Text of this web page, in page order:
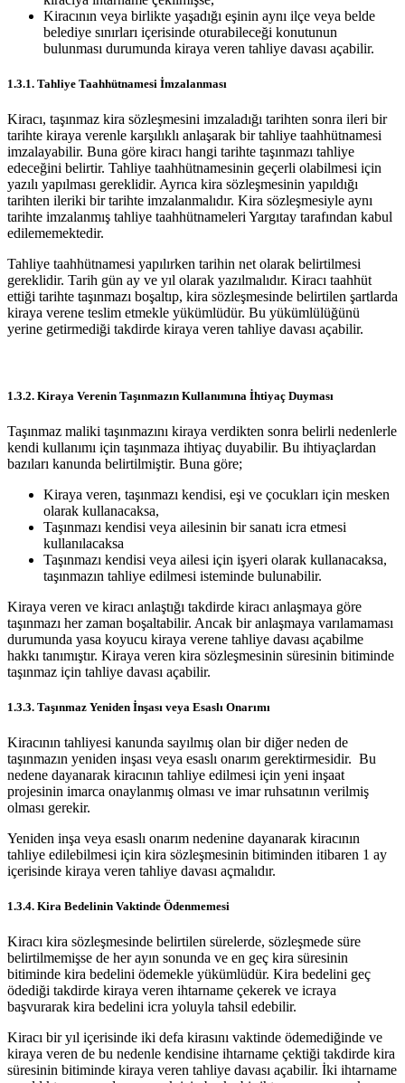
Kiracının veya birlikte yaşadığı eşinin aynı ilçe veya belde
belediye sınırları içerisinde oturabileceği konutunun
bulunması durumunda kiraya veren tahliye davası açabilir.
1.3.1. Tahliye Taahhütnamesi İmzalanması
Kiracı, taşınmaz kira sözleşmesini imzaladığı tarihten sonra ileri bir
tarihte kiraya verenle karşılıklı anlaşarak bir tahliye taahhütnamesi
imzalayabilir. Buna göre kiracı hangi tarihte taşınmazı tahliye
edeceğini belirtir. Tahliye taahhütnamesinin geçerli olabilmesi için
yazılı yapılması gereklidir. Ayrıca kira sözleşmesinin yapıldığı
tarihten ileriki bir tarihte imzalanmalıdır. Kira sözleşmesiyle aynı
tarihte imzalanmış tahliye taahhütnameleri Yargıtay tarafından kabul
edilememektedir.
Tahliye taahhütnamesi yapılırken tarihin net olarak belirtilmesi
gereklidir. Tarih gün ay ve yıl olarak yazılmalıdır. Kiracı taahhüt
ettiği tarihte taşınmazı boşaltıp, kira sözleşmesinde belirtilen şartlarda
kiraya verene teslim etmekle yükümlüdür. Bu yükümlülüğünü
yerine getirmediği takdirde kiraya veren tahliye davası açabilir.
1.3.2. Kiraya Verenin Taşınmazın Kullanımına İhtiyaç Duyması
Taşınmaz maliki taşınmazını kiraya verdikten sonra belirli nedenlerle
kendi kullanımı için taşınmaza ihtiyaç duyabilir. Bu ihtiyaçlardan
bazıları kanunda belirtilmiştir. Buna göre;
Kiraya veren, taşınmazı kendisi, eşi ve çocukları için mesken
olarak kullanacaksa,
Taşınmazı kendisi veya ailesinin bir sanatı icra etmesi
kullanılacaksa
Taşınmazı kendisi veya ailesi için işyeri olarak kullanacaksa,
taşınmazın tahliye edilmesi isteminde bulunabilir.
Kiraya veren ve kiracı anlaştığı takdirde kiracı anlaşmaya göre
taşınmazı her zaman boşaltabilir. Ancak bir anlaşmaya varılamaması
durumunda yasa koyucu kiraya verene tahliye davası açabilme
hakkı tanımıştır. Kiraya veren kira sözleşmesinin süresinin bitiminde
taşınmaz için tahliye davası açabilir.
1.3.3. Taşınmaz Yeniden İnşası veya Esaslı Onarımı
Kiracının tahliyesi kanunda sayılmış olan bir diğer neden de
taşınmazın yeniden inşası veya esaslı onarım gerektirmesidir. Bu
nedene dayanarak kiracının tahliye edilmesi için yeni inşaat
projesinin imarca onaylanmış olması ve imar ruhsatının verilmiş
olması gerekir.
Yeniden inşa veya esaslı onarım nedenine dayanarak kiracının
tahliye edilebilmesi için kira sözleşmesinin bitiminden itibaren 1 ay
içerisinde kiraya veren tahliye davası açmalıdır.
1.3.4. Kira Bedelinin Vaktinde Ödenmemesi
Kiracı kira sözleşmesinde belirtilen sürelerde, sözleşmede süre
belirtilmemişse de her ayın sonunda ve en geç kira süresinin
bitiminde kira bedelini ödemekle yükümlüdür. Kira bedelini geç
ödediği takdirde kiraya veren ihtarname çekerek ve icraya
başvurarak kira bedelini icra yoluyla tahsil edebilir.
Kiracı bir yıl içerisinde iki defa kirasını vaktinde ödemediğinde ve
kiraya veren de bu nedenle kendisine ihtarname çektiği takdirde kira
süresinin bitiminde kiraya veren tahliye davası açabilir. İki ihtarname